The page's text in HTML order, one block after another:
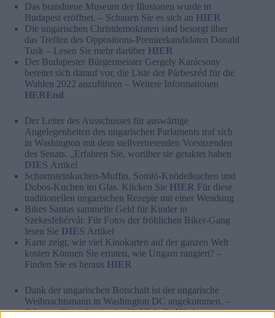
Das brandneue Museum der Illusionen wurde in
Budapest eröffnet. – Schauen Sie es sich an HIER
Die ungarischen Christdemokraten sind besorgt über
das Treffen des Oppositions-Premierkandidaten Donald
Tusk – Lesen Sie mehr darüber HIER
Der Budapester Bürgermeister Gergely Karácsony
bereitet sich darauf vor, die Liste der Párbeszéd für die
Wahlen 2022 anzuführen – Weitere Informationen
HEREnd
Der Leiter des Ausschusses für auswärtige
Angelegenheiten des ungarischen Parlaments traf sich
in Washington mit dem stellvertretenden Vorsitzenden
des Senats. „Erfahren Sie, worüber sie getaktet haben
DIES Artikel
Schornsteinkuchen-Muffin, Somló-Knödelkuchen und
Dobos-Kuchen im Glas. Klicken Sie HIER Für diese
traditionellen ungarischen Rezepte mit einer Wendung
Bikes Santas sammelte Geld für Kinder in
Szekesfehérvár. Für Fotos der fröhlichen Biker-Gang
lesen Sie DIES Artikel
Karte zeigt, wie viel Kinokarten auf der ganzen Welt
kosten Können Sie erraten, wie Ungarn rangiert? –
Finden Sie es heraus HIER
Dank der ungarischen Botschaft ist der ungarische
Weihnachtsmann in Washington DC angekommen. –
Schauen Sie sich an, wie glücklich die Kinder waren